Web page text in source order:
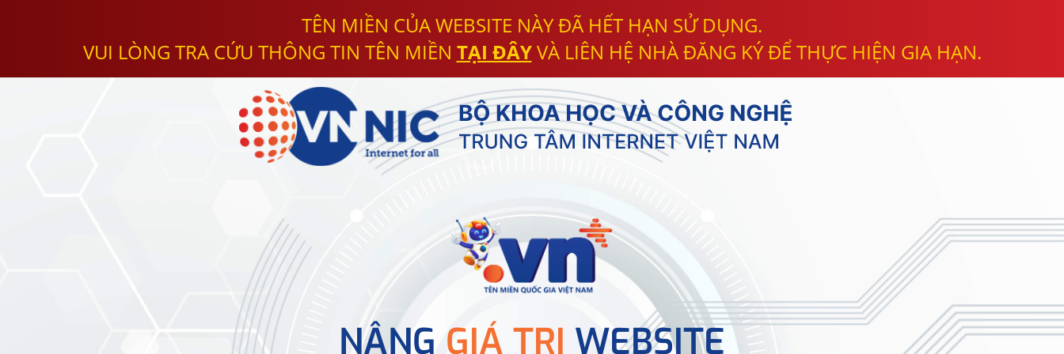
TÊN MIỀN CỦA WEBSITE NÀY ĐÃ HẾT HẠN SỬ DỤNG.
VUI LÒNG TRA CỨU THÔNG TIN TÊN MIỀN TẠI ĐÂYVÀ LIÊN HỆ NHÀ ĐĂNG KÝ ĐỂ THỰC HIỆN GIA HẠN.
NÂNG GIÁ TRỊ WEBSITE